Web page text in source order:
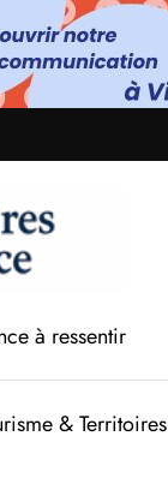
à ressentir
& Territoires